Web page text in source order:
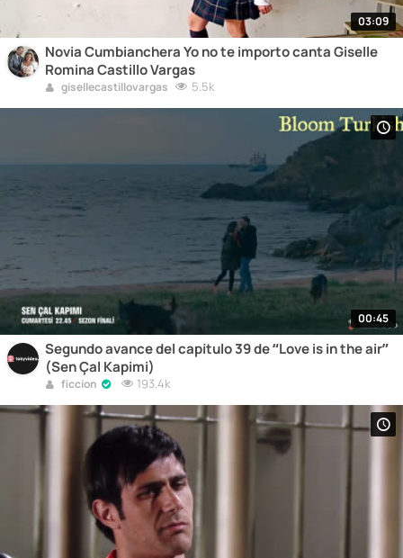
03:09
Novia Cumbianchera Yo no te importo canta Giselle
Romina Castillo Vargas
gisellecastillovargas 5.5k
00:45
Segundo avance del capítulo 39 de “Love is in the air”
(Sen Çal Kapimi)
ficcion 193.4k